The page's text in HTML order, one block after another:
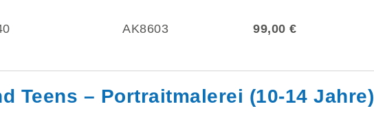
AK8603 99,00 €
Teens – Portraitmalerei (10-14 Jahre)